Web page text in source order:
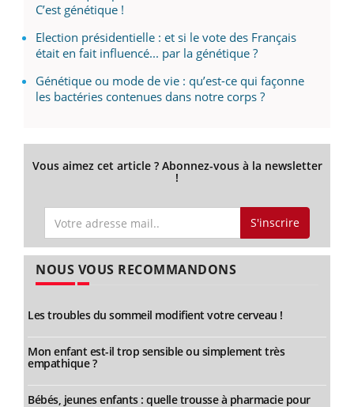
C’est génétique !
Election présidentielle : et si le vote des Français
était en fait influencé... par la génétique ?
Génétique ou mode de vie : qu’est-ce qui façonne
les bactéries contenues dans notre corps ?
Vous aimez cet article ? Abonnez-vous à la newsletter
!
S'inscrire
NOUS VOUS RECOMMANDONS
Les troubles du sommeil modifient votre cerveau !
Mon enfant est-il trop sensible ou simplement très
empathique ?
Bébés, jeunes enfants : quelle trousse à pharmacie pour